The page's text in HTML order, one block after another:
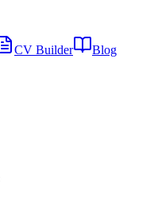
CV Builder Blog